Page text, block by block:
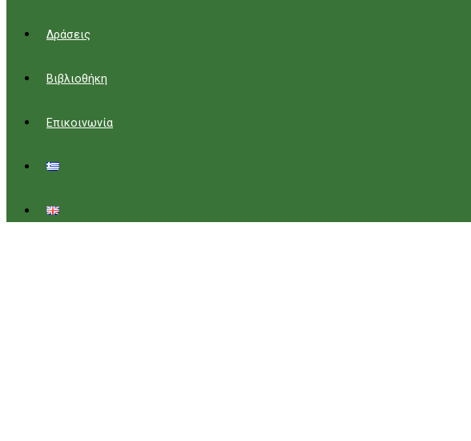
Δράσεις
Βιβλιοθήκη
Επικοινωνία